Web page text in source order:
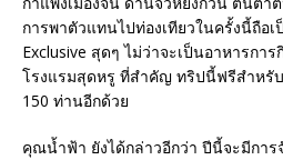
การพาตัวแทนไปท่องเทียวในครั้งนี้ถือ
Exclusive สุดๆ ไม่ว่าจะเป็นอาหารกา
โรงแรมสุดหรู ที่สำคัญ ทริปนี้ฟรีสำหรั
150 ท่านอีกด้วย
คุณน้ำฟ้า ยังได้กล่าวอีกว่า ปีนี้จะมีการ